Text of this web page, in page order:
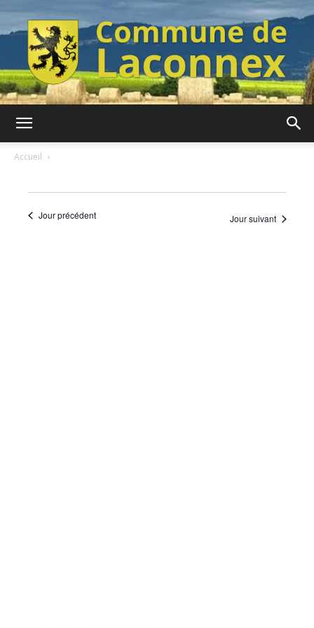
Accueil
Jour précédent Jour suivant